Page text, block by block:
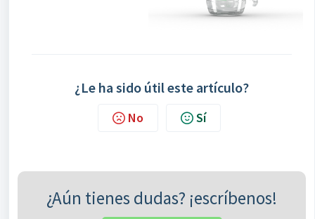
¿Le ha sido útil este artículo?
No Sí
¿Aún tienes dudas? ¡escríbenos!